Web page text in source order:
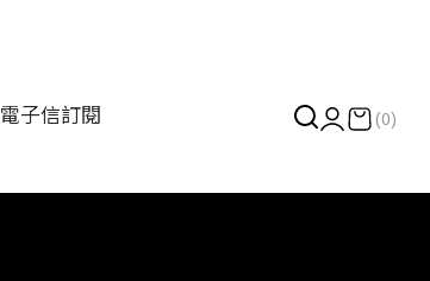
電子信訂閱 (0)